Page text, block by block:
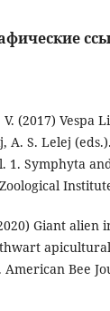
(2017) Vespa
A. S. Lelej
1. Symphyta
Giant alien
American Bee